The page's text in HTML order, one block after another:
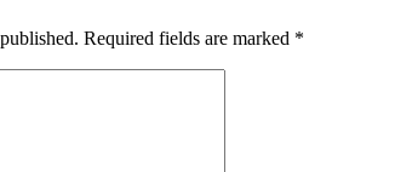
Required fields are marked *